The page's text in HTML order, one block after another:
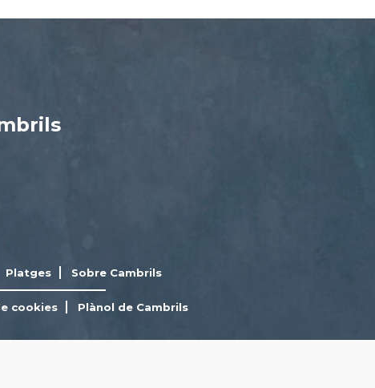
Platges Sobre Cambrils
cookies Plànol de Cambrils